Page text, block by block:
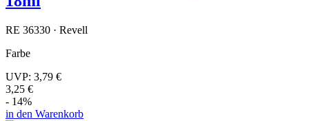
RE 36330 · Revell
Farbe
UVP: 3,79 €
3,25 €
- 14%
in den Warenkorb